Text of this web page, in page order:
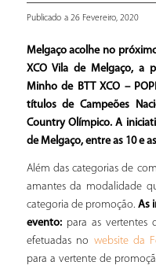
Publicado a 26 Fevereiro, 2020
Melgaço acolhe no
XCO Vila de Melgaço, a
Minho de BTT XCO –
títulos de Campeões
Country Olímpico. A
de Melgaço, entre as 10 e
Além das categorias de
amantes da modalidade
categoria de promoção.As
evento:para as vertentes
efetuadas no website da
para a vertente de